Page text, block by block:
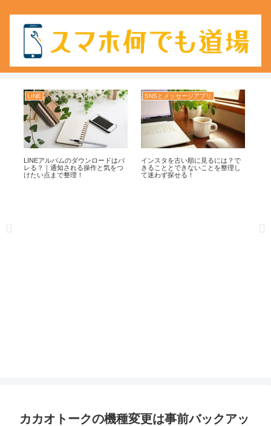
LINE
LINEアルバムのダウンロードはバ
レる？｜通知される操作と気をつ
けたい点まで整理！
SNSとメッセージアプリ
インスタを古い順に見るには？で
きることとできないことを整理し
て迷わず探せる！
カカオトークの機種変更は事前バックアッ